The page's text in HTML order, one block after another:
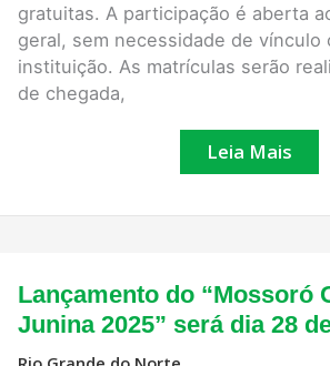
gratuitas. A participação é aberta
geral, sem necessidade de vínculo
instituição. As matrículas serão
de chegada,
Leia Mais
Lançamento do “Mossoró
Junina 2025” será dia 28
Lançamento
do
“Mossoró
Cidade